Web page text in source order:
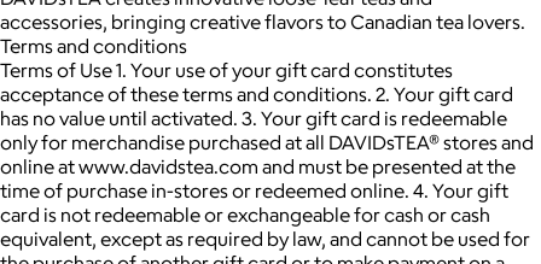
accessories, bringing creative flavors to Canadian tea lovers.
Terms and conditions
Terms of Use 1. Your use of your gift card constitutes
acceptance of these terms and conditions. 2. Your gift card
has no value until activated. 3. Your gift card is redeemable
only for merchandise purchased at all DAVIDsTEA® stores and
online at www.davidstea.com and must be presented at the
time of purchase in-stores or redeemed online. 4. Your gift
card is not redeemable or exchangeable for cash or cash
equivalent, except as required by law, and cannot be used for